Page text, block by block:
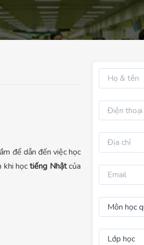
để dẫn đến việc học
khi họctiếng Nhậtcủa